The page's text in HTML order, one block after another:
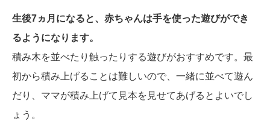
生後7ヵ月になると、赤ちゃんは手を使った遊びができ
るようになります。
積み木を並べたり触ったりする遊びがおすすめです。最
初から積み上げることは難しいので、一緒に並べて遊ん
だり、ママが積み上げて見本を見せてあげるとよいでし
ょう。